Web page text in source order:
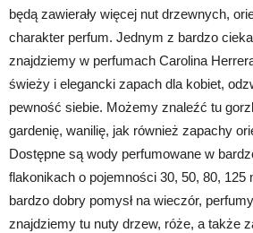
będą zawierały więcej nut drzewnych,
charakter perfum. Jednym z bardzo
znajdziemy w perfumach Carolina
świeży i elegancki zapach dla kobiet,
pewność siebie. Możemy znaleźć tu
gardenię, wanilię, jak również zapachy
Dostępne są wody perfumowane w
flakonikach o pojemności 30, 50, 80, 125
bardzo dobry pomysł na wieczór,
znajdziemy tu nuty drzew, róże, a także